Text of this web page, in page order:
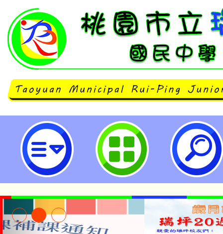
公告本校112學年度第2學期第1次
甄選結果-桃園市立瑞坪國民中學